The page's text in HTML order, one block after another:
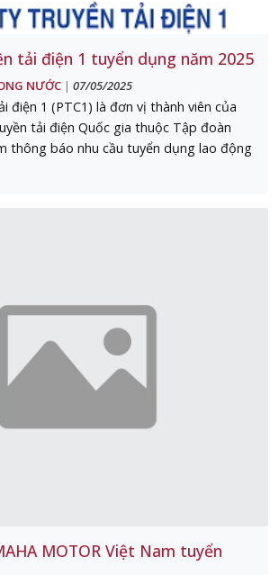
tải điện 1 tuyển dụng năm 2025
NƯỚC | 07/05/2025
điện 1 (PTC1) là đơn vị thành viên của
tải điện Quốc gia thuộc Tập đoàn
thông báo nhu cầu tuyển dụng lao động
MOTOR Việt Nam tuyển